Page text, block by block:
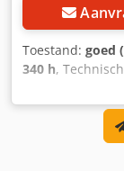
Toestand: goed
340 h,
340 -
kg/min -
117 kg -